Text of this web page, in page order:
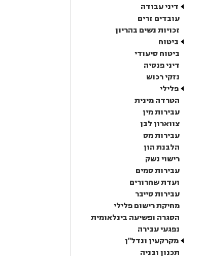
דיני עבודה
עובדים זרים
זכויות נשים בהריון
ביטוח
ביטוח סיעודי
דיני פנסיה
נזקי רכוש
פלילי
הטרדה מינית
עבירות מין
צווארון לבן
עבירות מס
הלבנת הון
רישוי נשק
עבירות סמים
ועדת שחרורים
עבירות סייבר
מחיקת רישום פלילי
הסגרה ופשיעה בינלאומית
נפגעי עבירה
מקרקעין ונדל"ן
תכנון ובניה